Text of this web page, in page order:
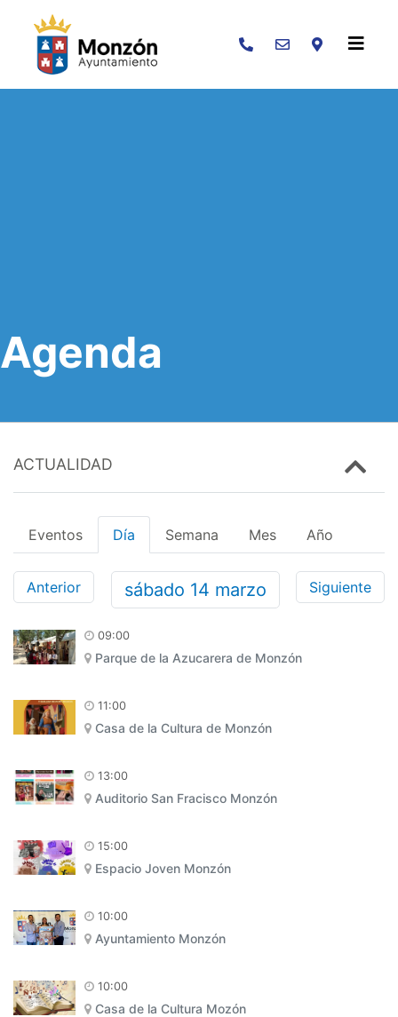
Buscar
Agenda
ACTUALIDAD
Eventos Día Semana Mes Año
Anterior sábado 14 marzo Siguiente
09:00
Parque de la Azucarera de Monzón
11:00
Casa de la Cultura de Monzón
13:00
Auditorio San Fracisco Monzón
15:00
Espacio Joven Monzón
10:00
Ayuntamiento Monzón
10:00
Casa de la Cultura Mozón